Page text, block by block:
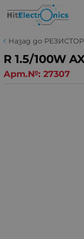
Назад до
R 1.5/100W
Арт.№: 27307